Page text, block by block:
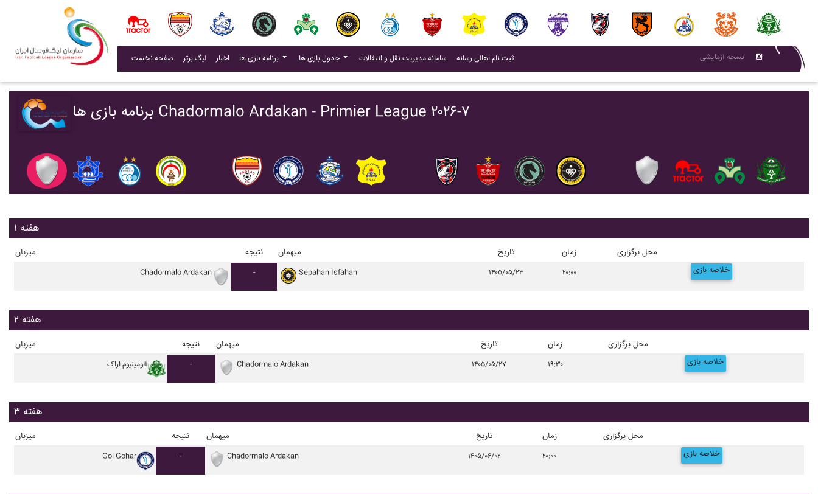
صفحه نخست لیگ برتر اخبار(current) برنامه بازی ها جدول بازی ها سامانه مدیریت نقل و انتقالات (current)
ثبت نام اهالی رسانه(current) نسحه آزمایشی
برنامه بازی ها Chadormalo Ardakan - Primier League ۲۰۲۶-۷
هفته ۱
میزبان نتیجه میهمان تاریخ زمان محل برگزاری
Chadormalo Ardakan - Sepahan Isfahan ۱۴۰۵/۰۵/۲۳ ۲۰:۰۰ خلاصه بازی
هفته ۲
میزبان نتیجه میهمان تاریخ زمان محل برگزاری
آلومينيوم اراک - Chadormalo Ardakan ۱۴۰۵/۰۵/۲۷ ۱۹:۳۰ خلاصه بازی
هفته ۳
میزبان نتیجه میهمان تاریخ زمان محل برگزاری
Gol Gohar - Chadormalo Ardakan ۱۴۰۵/۰۶/۰۲ ۲۰:۰۰ خلاصه بازی